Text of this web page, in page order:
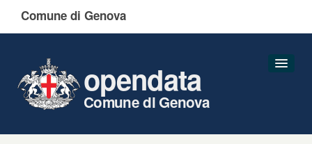
Comune di Genova
opendata
Comune di Genova